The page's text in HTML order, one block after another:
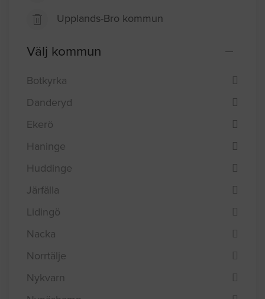
Upplands-Bro kommun
Välj kommun
Botkyrka
Danderyd
Ekerö
Haninge
Huddinge
Järfälla
Lidingö
Nacka
Norrtälje
Nykvarn